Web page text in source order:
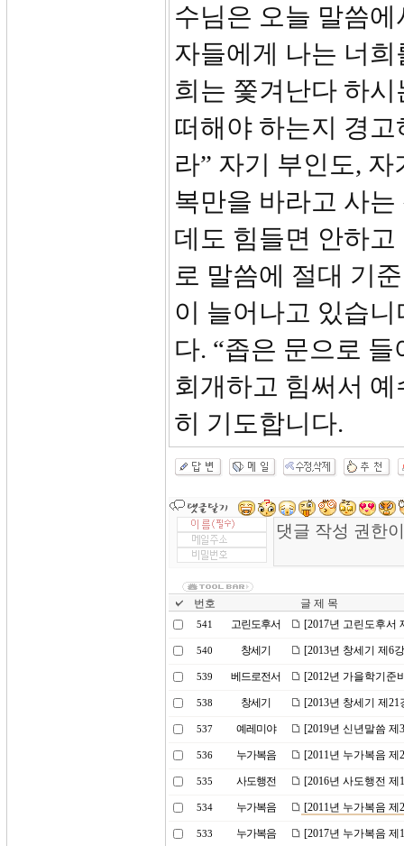
수님은 오늘 말씀
자들에게 나는 너
희는 쫓겨난다 하
떠해야 하는지 경
라” 자기 부인도,
복만을 바라고 사
데도 힘들면 안하
로 말씀에 절대 기
이 늘어나고 있습
다. “좁은 문으로
회개하고 힘써서
히 기도합니다.
번호 글 제 목
541 고린도후서 [2017년 고린도후서
540 창세기 [2013년 창세기 제6
539 베드로전서 [2012년 가을학기준
538 창세기 [2013년 창세기 제
537 예레미야 [2019년 신년말씀
536 누가복음 [2011년 누가복음
535 사도행전 [2016년 사도행전
534 누가복음 [2011년 누가복음
533 누가복음 [2017년 누가복음